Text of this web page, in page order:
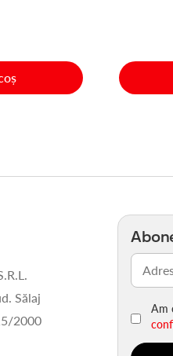
Sălaj
2000
Email
Am